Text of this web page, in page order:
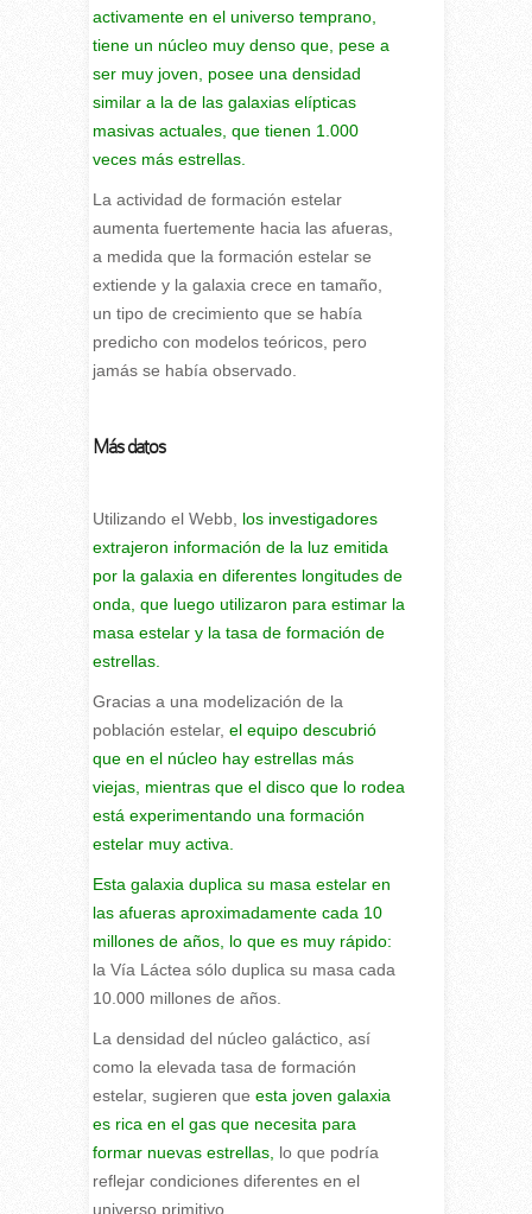
activamente en el universo temprano,
tiene un núcleo muy denso que, pese a
ser muy joven, posee una densidad
similar a la de las galaxias elípticas
masivas actuales, que tienen 1.000
veces más estrellas.
La actividad de formación estelar
aumenta fuertemente hacia las afueras,
a medida que la formación estelar se
extiende y la galaxia crece en tamaño,
un tipo de crecimiento que se había
predicho con modelos teóricos, pero
jamás se había observado.
Más datos
Utilizando el Webb, los investigadores
extrajeron información de la luz emitida
por la galaxia en diferentes longitudes de
onda, que luego utilizaron para estimar la
masa estelar y la tasa de formación de
estrellas.
Gracias a una modelización de la
población estelar, el equipo descubrió
que en el núcleo hay estrellas más
viejas, mientras que el disco que lo rodea
está experimentando una formación
estelar muy activa.
Esta galaxia duplica su masa estelar en
las afueras aproximadamente cada 10
millones de años, lo que es muy rápido:
la Vía Láctea sólo duplica su masa cada
10.000 millones de años.
La densidad del núcleo galáctico, así
como la elevada tasa de formación
estelar, sugieren que esta joven galaxia
es rica en el gas que necesita para
formar nuevas estrellas, lo que podría
reflejar condiciones diferentes en el
universo primitivo.